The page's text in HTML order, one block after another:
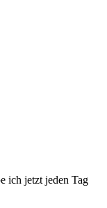
ich jetzt jeden Tag